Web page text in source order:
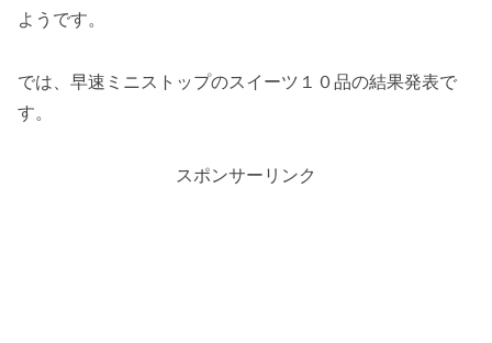
ようです。
では、早速ミニストップのスイーツ１０品の結果発表で
す。
スポンサーリンク